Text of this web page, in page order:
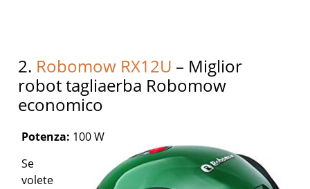
2. Robomow RX12U – Miglior
robot tagliaerba Robomow
economico
Potenza: 100 W
Se
volete